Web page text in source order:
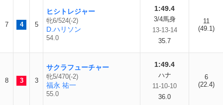
7 4 5
ヒシトレジャー
牝6/524(-2)
D.ハリソン
54.0
1:49.4
3/4馬身
13-13-14
35.7
11
(49.1)
8 3 3
サクラフューチャー
牝5/470(-2)
福永 祐一
55.0
1:49.4
ハナ
11-10-10
36.0
6
(22.4)